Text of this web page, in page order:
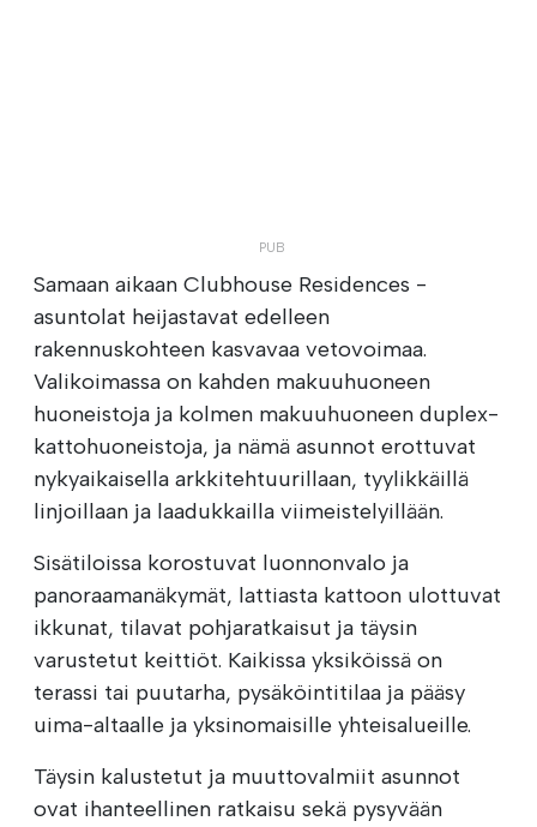
Samaan aikaan Clubhouse Residences -
asuntolat heijastavat edelleen
rakennuskohteen kasvavaa vetovoimaa.
Valikoimassa on kahden makuuhuoneen
huoneistoja ja kolmen makuuhuoneen duplex-
kattohuoneistoja, ja nämä asunnot erottuvat
nykyaikaisella arkkitehtuurillaan, tyylikkäillä
linjoillaan ja laadukkailla viimeistelyillään.
Sisätiloissa korostuvat luonnonvalo ja
panoraamanäkymät, lattiasta kattoon ulottuvat
ikkunat, tilavat pohjaratkaisut ja täysin
varustetut keittiöt. Kaikissa yksiköissä on
terassi tai puutarha, pysäköintitilaa ja pääsy
uima-altaalle ja yksinomaisille yhteisalueille.
Täysin kalustetut ja muuttovalmiit asunnot
ovat ihanteellinen ratkaisu sekä pysyvään